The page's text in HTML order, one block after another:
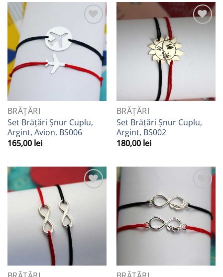
la
Favorite
BRĂȚĂRI
Set Brățări Șnur Cuplu,
Argint, Avion, BS006
165,00 lei
BRĂȚĂRI
Set Brățări Șnur Cuplu,
Argint, BS002
180,00 lei
la
Favorite